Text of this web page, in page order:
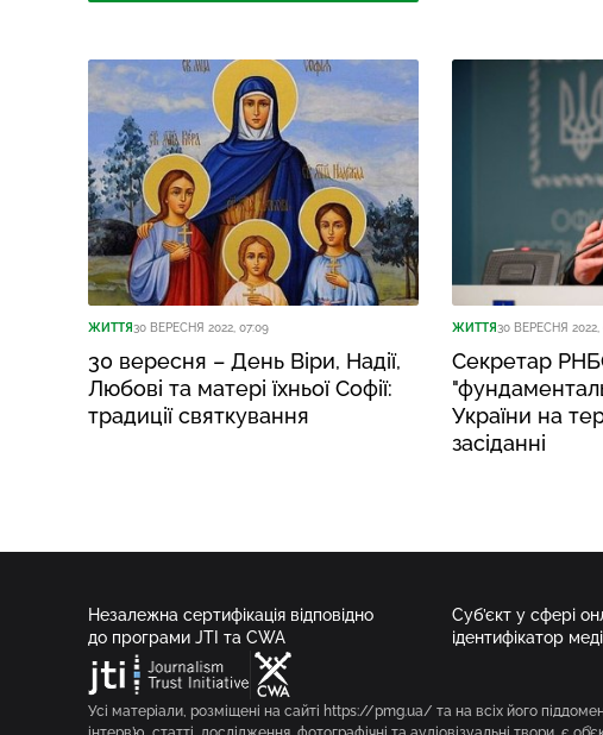
ЖИТТЯ30 ВЕРЕСНЯ 2022, 07:09
30 вересня – День Віри, Надії,
Любові та матері їхньої Софії:
традиції святкування
ЖИТТЯ30 ВЕРЕСНЯ 2022,
Секретар
України на
засіданні
Незалежна сертифікація відповідно
до програми JTI та CWA
Суб’єкт у сфері
ідентифікатор
Усі матеріали, розміщені на сайті https://pmg.ua/ та на всіх його